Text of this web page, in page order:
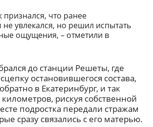
признался, что ранее
увлекался, но решил испытать
ощущения, – отметили в
до станции Решеты, где
остановившегося состава,
в Екатеринбург, и так
рискуя собственной
подростка передали стражам
сразу связались с его матерью.